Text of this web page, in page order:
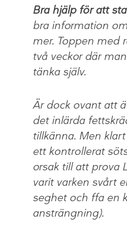
Bra hjälp för att
bra information
mer. Toppen med
två veckor där
tänka själv.
Är dock ovant att
det inlärda
tillkänna. Men
ett kontrollerat
orsak till att prova
varit varken svårt
seghet och ffa en
ansträngning).